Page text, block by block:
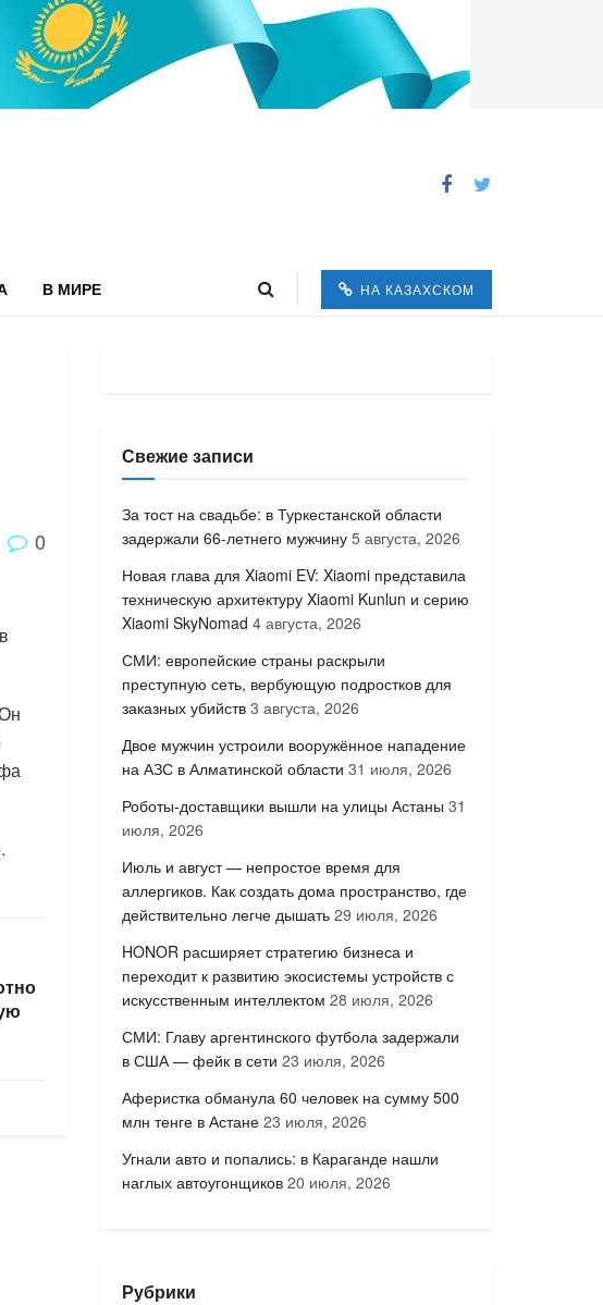
В МИРЕ НА КАЗАХСКОМ
0
Свежие записи
За тост на свадьбе: в Туркестанской области
задержали 66-летнего мужчину 5 августа, 2026
Новая глава для Xiaomi EV: Xiaomi представила
техническую архитектуру Xiaomi Kunlun и серию
Xiaomi SkyNomad 4 августа, 2026
СМИ: европейские страны раскрыли
преступную сеть, вербующую подростков для
заказных убийств 3 августа, 2026
Двое мужчин устроили вооружённое нападение
на АЗС в Алматинской области 31 июля, 2026
Роботы-доставщики вышли на улицы Астаны 31
июля, 2026
Июль и август — непростое время для
аллергиков. Как создать дома пространство, где
действительно легче дышать 29 июля, 2026
HONOR расширяет стратегию бизнеса и
переходит к развитию экосистемы устройств с
искусственным интеллектом 28 июля, 2026
СМИ: Главу аргентинского футбола задержали
в США — фейк в сети 23 июля, 2026
Аферистка обманула 60 человек на сумму 500
млн тенге в Астане 23 июля, 2026
Угнали авто и попались: в Караганде нашли
наглых автоугонщиков 20 июля, 2026
Рубрики